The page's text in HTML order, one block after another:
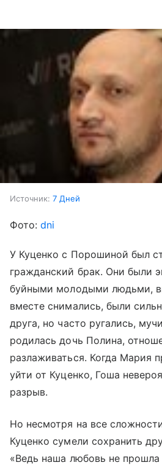
Источник: 7 Дней
Фото: dni
У Куценко с Порошиной был
гражданский брак. Они были
буйными молодыми людьми,
вместе снимались, были
друга, но часто ругались,
родилась дочь Полина,
разлаживаться. Когда Мария
уйти от Куценко, Гоша
разрыв.
Но несмотря на все
Куценко сумели сохранить
«Ведь наша любовь не прошла